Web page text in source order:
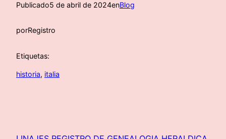
Publicado5 de abril de 2024enBlog
porRegistro
Etiquetas:
historia, italia